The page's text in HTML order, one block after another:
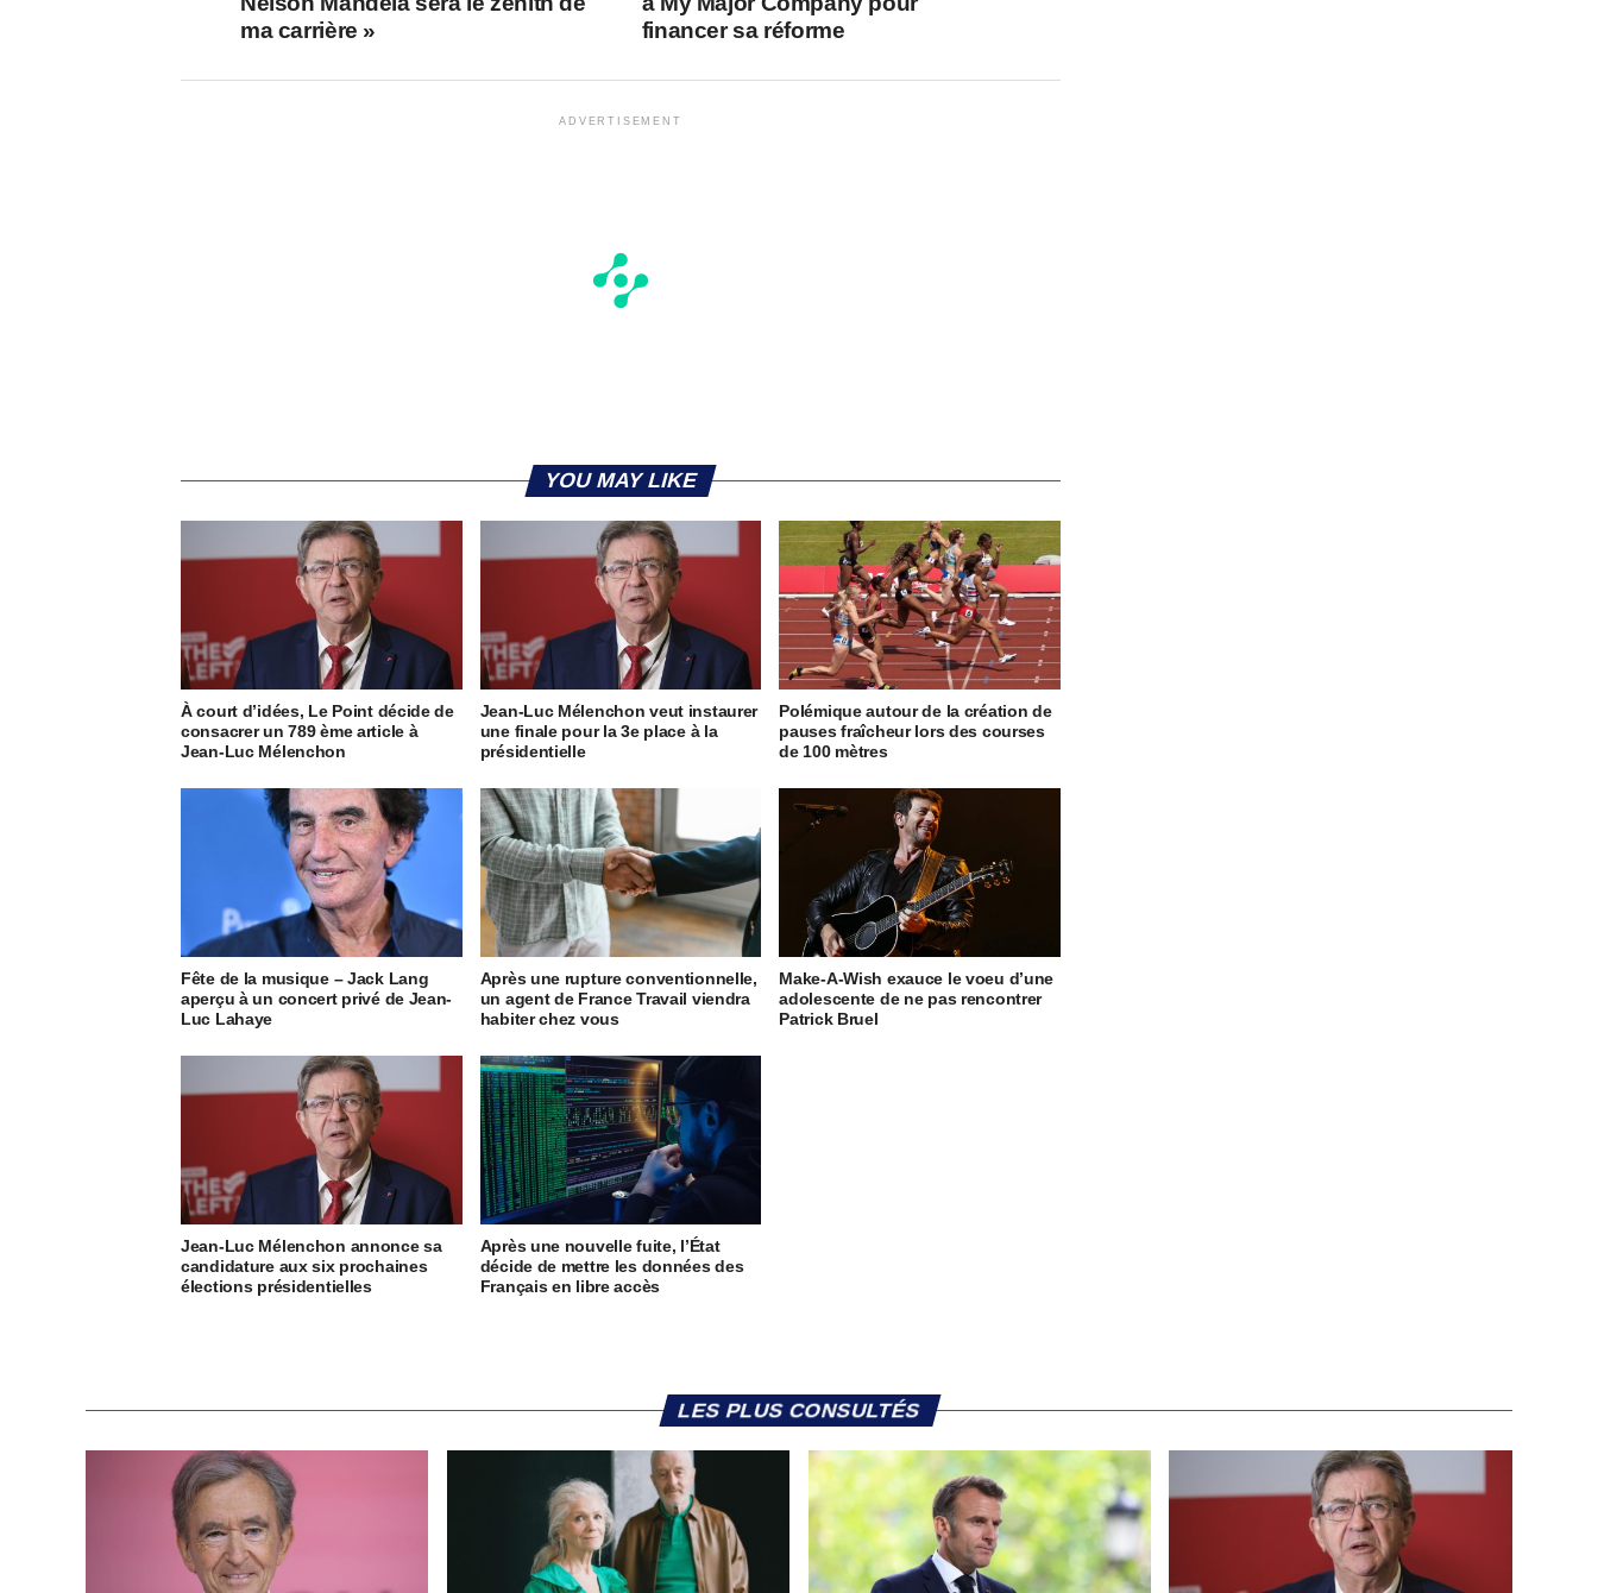
financer sa réforme
ma carrière »
ADVERTISEMENT
YOU MAY LIKE
À court d’idées, Le Point décide de
consacrer un 789 ème article à
Jean-Luc Mélenchon
Jean-Luc Mélenchon veut instaurer
une finale pour la 3e place à la
présidentielle
Polémique autour de la création de
pauses fraîcheur lors des courses
de 100 mètres
Fête de la musique – Jack Lang
aperçu à un concert privé de Jean-
Luc Lahaye
Après une rupture conventionnelle,
un agent de France Travail viendra
habiter chez vous
Make-A-Wish exauce le voeu d’une
adolescente de ne pas rencontrer
Patrick Bruel
Jean-Luc Mélenchon annonce sa
candidature aux six prochaines
élections présidentielles
Après une nouvelle fuite, l’État
décide de mettre les données des
Français en libre accès
LES PLUS CONSULTÉS